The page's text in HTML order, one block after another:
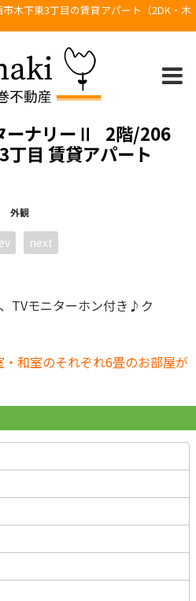
木下東3丁目の賃貸アパート（2DK・木
ーナリーⅡ
2階/206
丁目 賃貸アパート
外観
next
TVモニターホン付き♪ク
和室のそれぞれ6畳のお部屋が